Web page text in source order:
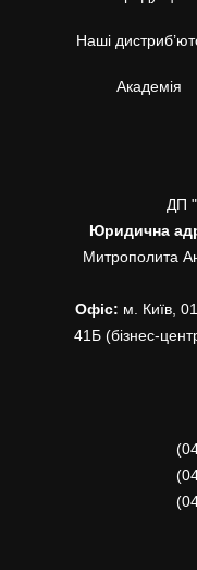
Наші
Академія
ДП
Юридична
Митрополита
Офіс: м. Київ,
41Б (бізнес-